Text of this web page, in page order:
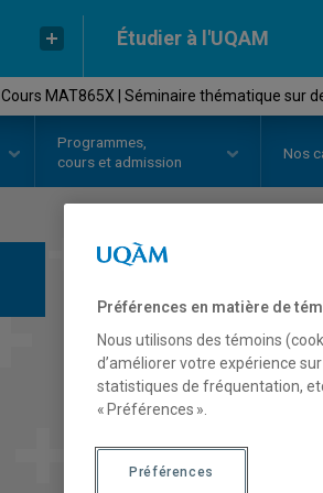
Étudier à l'UQAM
Cours MAT865X | Séminaire thématique sur
Programmes,
cours et admission
Nos
Description
Préférences en matière de
Nous utilisons des témoins
d’améliorer votre expérience
statistiques de fréquentation,
« Préférences ».
Préférences